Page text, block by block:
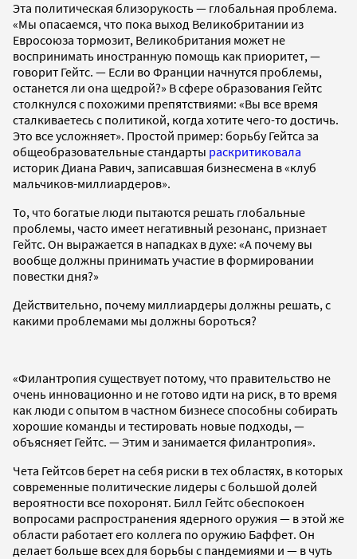
Эта политическая близорукость — глобальная проблема.
«Мы опасаемся, что пока выход Великобритании из
Евросоюза тормозит, Великобритания может не
воспринимать иностранную помощь как приоритет, —
говорит Гейтс. — Если во Франции начнутся проблемы,
останется ли она щедрой?» В сфере образования Гейтс
столкнулся с похожими препятствиями: «Вы все время
сталкиваетесь с политикой, когда хотите чего-то достичь.
Это все усложняет». Простой пример: борьбу Гейтса за
общеобразовательные стандарты раскритиковала
историк Диана Равич, записавшая бизнесмена в «клуб
мальчиков-миллиардеров».
То, что богатые люди пытаются решать глобальные
проблемы, часто имеет негативный резонанс, признает
Гейтс. Он выражается в нападках в духе: «А почему вы
вообще должны принимать участие в формировании
повестки дня?»
Действительно, почему миллиардеры должны решать, с
какими проблемами мы должны бороться?
«Филантропия существует потому, что правительство не
очень инновационно и не готово идти на риск, в то время
как люди с опытом в частном бизнесе способны собирать
хорошие команды и тестировать новые подходы, —
объясняет Гейтс. — Этим и занимается филантропия».
Чета Гейтсов берет на себя риски в тех областях, в которых
современные политические лидеры с большой долей
вероятности все похоронят. Билл Гейтс обеспокоен
вопросами распространения ядерного оружия — в этой же
области работает его коллега по оружию Баффет. Он
делает больше всех для борьбы с пандемиями и — в чуть